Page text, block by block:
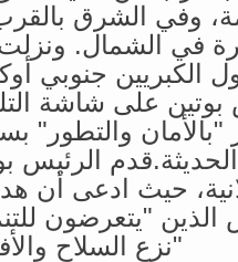
وفي الشرق
في الشمال.
الكبريين جنوبي
بوتين على شاشة
"بالأمان والتطور"
الحديثة.قدم
حيث ادعى أن
الذين "يتعرضون
"نزع السلاح